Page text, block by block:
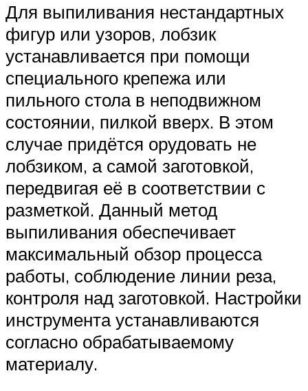
Для выпиливания нестандартных
фигур или узоров, лобзик
устанавливается при помощи
специального крепежа или
пильного стола в неподвижном
состоянии, пилкой вверх. В этом
случае придётся орудовать не
лобзиком, а самой заготовкой,
передвигая её в соответствии с
разметкой. Данный метод
выпиливания обеспечивает
максимальный обзор процесса
работы, соблюдение линии реза,
контроля над заготовкой. Настройки
инструмента устанавливаются
согласно обрабатываемому
материалу.